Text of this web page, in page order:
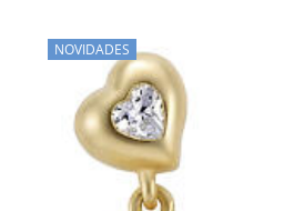
NOVIDADES